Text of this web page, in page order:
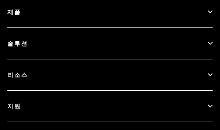
제품
SecurID
솔루션
다단계 인증
리소스
블로그
지원